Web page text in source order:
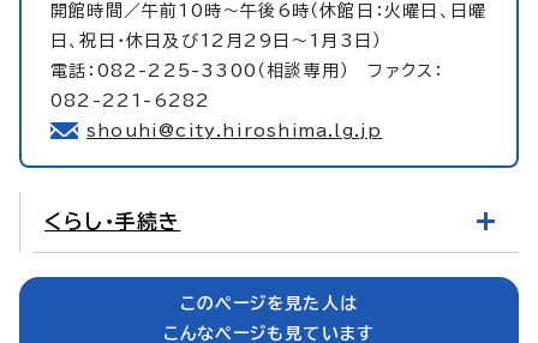
開館時間／午前10時～午後6時（休館日：火曜日、日曜
日、祝日・休日及び12月29日～1月3日）
電話：082-225-3300（相談専用） ファクス：
082-221-6282
shouhi@city.hiroshima.lg.jp
くらし・手続き
このページを見た人は
こんなページも見ています